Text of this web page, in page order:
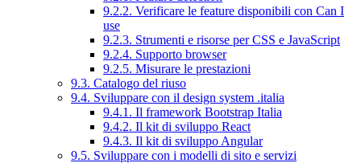
9.2.2. Verificare le feature disponibili con Can I
use
9.2.3. Strumenti e risorse per CSS e JavaScript
9.2.4. Supporto browser
9.2.5. Misurare le prestazioni
9.3. Catalogo del riuso
9.4. Sviluppare con il design system .italia
9.4.1. Il framework Bootstrap Italia
9.4.2. Il kit di sviluppo React
9.4.3. Il kit di sviluppo Angular
9.5. Sviluppare con i modelli di sito e servizi